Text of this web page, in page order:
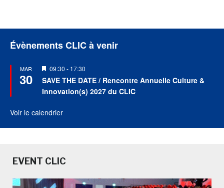
Évènements CLIC à venir
MAR
30
Mis
en
avant
09:30 - 17:30
SAVE THE DATE / Rencontre Annuelle Culture &
Innovation(s) 2027 du CLIC
Voir le calendrier
EVENT CLIC